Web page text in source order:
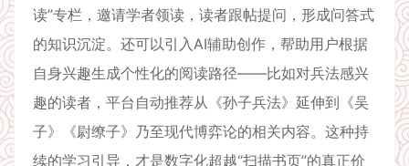
读”专栏，邀请学者领读，读者跟帖提问，形成问答式
的知识沉淀。还可以引入AI辅助创作，帮助用户根据
自身兴趣生成个性化的阅读路径——比如对兵法感兴
趣的读者，平台自动推荐从《孙子兵法》延伸到《吴
子》《尉缭子》乃至现代博弈论的相关内容。这种持
续的学习引导，才是数字化超越“扫描书页”的真正价